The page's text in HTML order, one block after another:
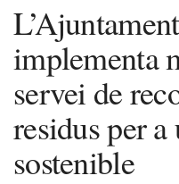
implementa
servei de
residus per
sostenible